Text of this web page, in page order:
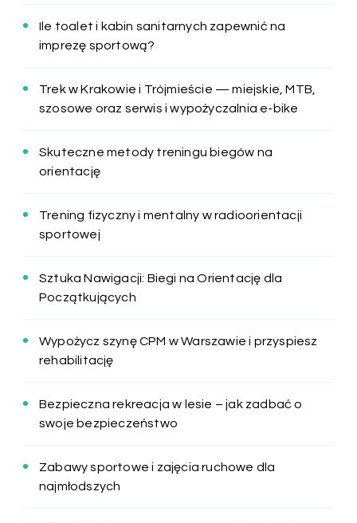
Ile toalet i kabin sanitarnych zapewnić na
imprezę sportową?
Trek w Krakowie i Trójmieście — miejskie, MTB,
szosowe oraz serwis i wypożyczalnia e-bike
Skuteczne metody treningu biegów na
orientację
Trening fizyczny i mentalny w radioorientacji
sportowej
Sztuka Nawigacji: Biegi na Orientację dla
Początkujących
Wypożycz szynę CPM w Warszawie i przyspiesz
rehabilitację
Bezpieczna rekreacja w lesie – jak zadbać o
swoje bezpieczeństwo
Zabawy sportowe i zajęcia ruchowe dla
najmłodszych